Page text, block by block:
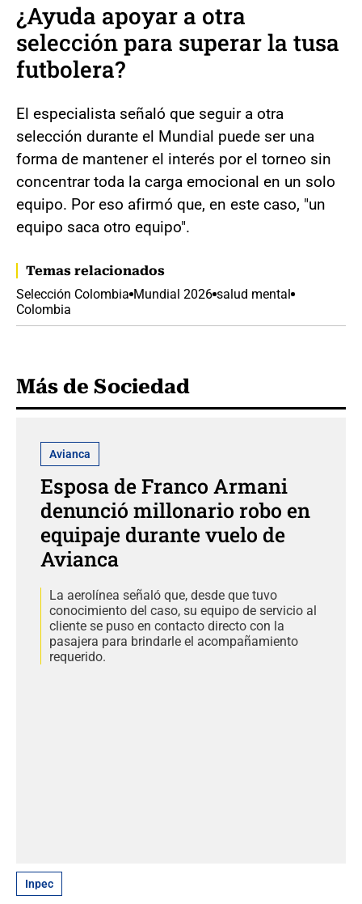
¿Ayuda apoyar a otra
selección para superar la tusa
futbolera?
El especialista señaló que seguir a otra
selección durante el Mundial puede ser una
forma de mantener el interés por el torneo sin
concentrar toda la carga emocional en un solo
equipo. Por eso afirmó que, en este caso, "un
equipo saca otro equipo".
Temas relacionados
Selección Colombia Mundial 2026 salud mental
Colombia
Más de Sociedad
Avianca
Esposa de Franco Armani
denunció millonario robo en
equipaje durante vuelo de
Avianca
La aerolínea señaló que, desde que tuvo
conocimiento del caso, su equipo de servicio al
cliente se puso en contacto directo con la
pasajera para brindarle el acompañamiento
requerido.
Inpec